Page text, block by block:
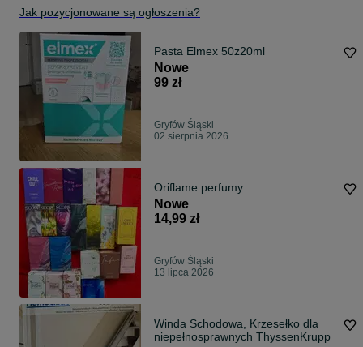
Jak pozycjonowane są ogłoszenia?
Pasta Elmex 50z20ml
Nowe
99 zł
Gryfów Śląski
02 sierpnia 2026
Oriflame perfumy
Nowe
14,99 zł
Gryfów Śląski
13 lipca 2026
Winda Schodowa, Krzesełko dla
niepełnosprawnych ThyssenKrupp